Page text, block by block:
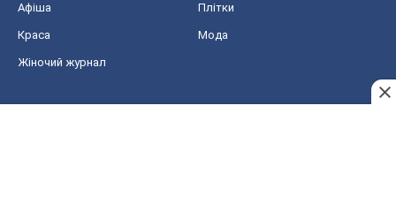
Афіша Плітки
Краса Мода
Жіночий журнал